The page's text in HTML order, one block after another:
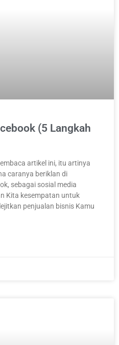
(5 Langkah
artikel ini, itu artinya
caranya beriklan di
sebagai sosial media
Kita kesempatan untuk
penjualan bisnis Kamu